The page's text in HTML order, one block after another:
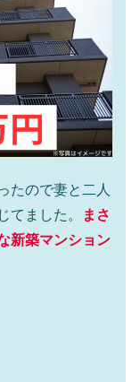
たので妻と二人
てました。
まさ
新築マンション